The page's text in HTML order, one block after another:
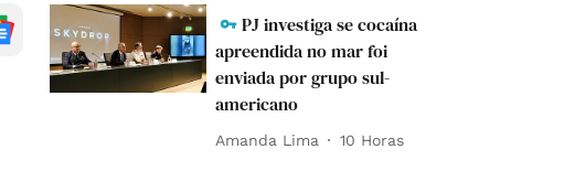
PJ investiga se cocaína
apreendida no mar foi
enviada por grupo sul-
americano
Amanda Lima 10 Horas